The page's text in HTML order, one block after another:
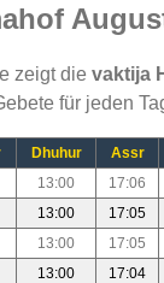
zeigt die vaktija
für jeden
Dhuhur Assr
13:00 17:06
13:00 17:05
13:00 17:05
13:00 17:04